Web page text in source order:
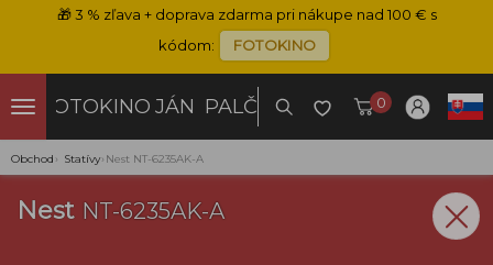
🎁3 % zľava + doprava zdarma pri nákupe nad 100 € s
kódom:
FOTOKINO
FOTOKINO JÁN PALČO 0
Obchod › Statívy› Nest NT-6235AK-A
Nest NT-6235AK-A